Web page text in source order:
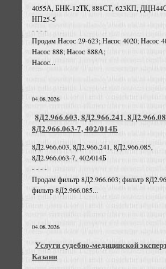
4055А, БНК-12ТК, 888СТ, 623КП,
НП25-5
- - - -
Продам Насос 29-623; Насос 4020; Насос
Насос 888; Насос 888А;
Насос...
04.08.2026
8Д2.966.603, 8Д2.966.241,
8Д2.966.063-7, 402/014Б
8Д2.966.603, 8Д2.966.241, 8Д2.966.085,
8Д2.966.063-7, 402/014Б
- - - -
Продам фильтр 8Д2.966.603; фильтр
фильтр 8Д2.966.085...
04.08.2026
Услуги судебно-медицинской
Казани